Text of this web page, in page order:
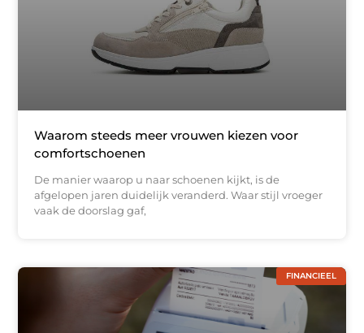
Waarom steeds meer vrouwen kiezen voor
comfortschoenen
De manier waarop u naar schoenen kijkt, is de
afgelopen jaren duidelijk veranderd. Waar stijl vroeger
vaak de doorslag gaf,
FINANCIEEL